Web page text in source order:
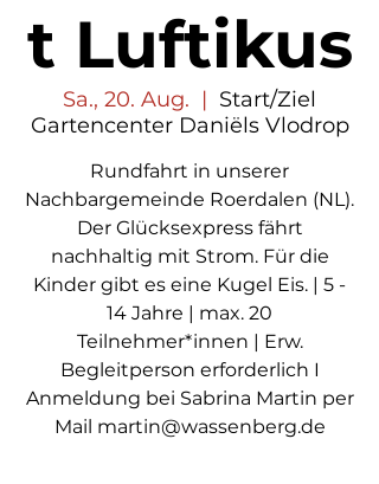
t Luftikus
Sa., 20. Aug.
  |
Start/Ziel
Gartencenter Daniëls Vlodrop
Rundfahrt in unserer
Nachbargemeinde Roerdalen (NL).
Der Glücksexpress fährt
nachhaltig mit Strom. Für die
Kinder gibt es eine Kugel Eis. | 5 -
14 Jahre | max. 20
Teilnehmer*innen | Erw.
Begleitperson erforderlich I
Anmeldung bei Sabrina Martin per
Mail martin@wassenberg.de